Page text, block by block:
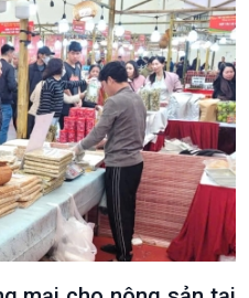
Diễn đàn chủ nhật
Chuyện đêm